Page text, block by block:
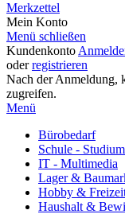
Merkzettel
Mein Konto
Menü schließen
Kundenkonto
oderregistrieren
Nach der Anmeldung,
zugreifen.
Menü
Bürobedarf
Schule - Studium
IT - Multimedia
Lager &
Hobby &
Haushalt &